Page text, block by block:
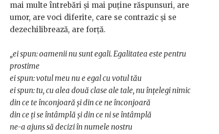
mai multe întrebări și mai puține răspunsuri, are
umor, are voci diferite, care se contrazic și se
dezechilibrează, are forță.
„ei spun: oamenii nu sunt egali. Egalitatea este pentru
prostime
ei spun: votul meu nu e egal cu votul tău
ei spun: tu, cu alea două clase ale tale, nu înțelegi nimic
din ce te înconjoară și din ce ne înconjoară
din ce ți se întâmplă și din ce ni se întâmplă
ne-a ajuns să decizi în numele nostru